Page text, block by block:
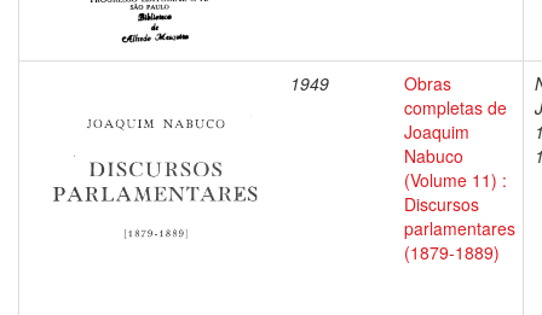
1949
Obras
completas de
Joaquim
Nabuco
(Volume 11) :
Discursos
parlamentares
(1879-1889)